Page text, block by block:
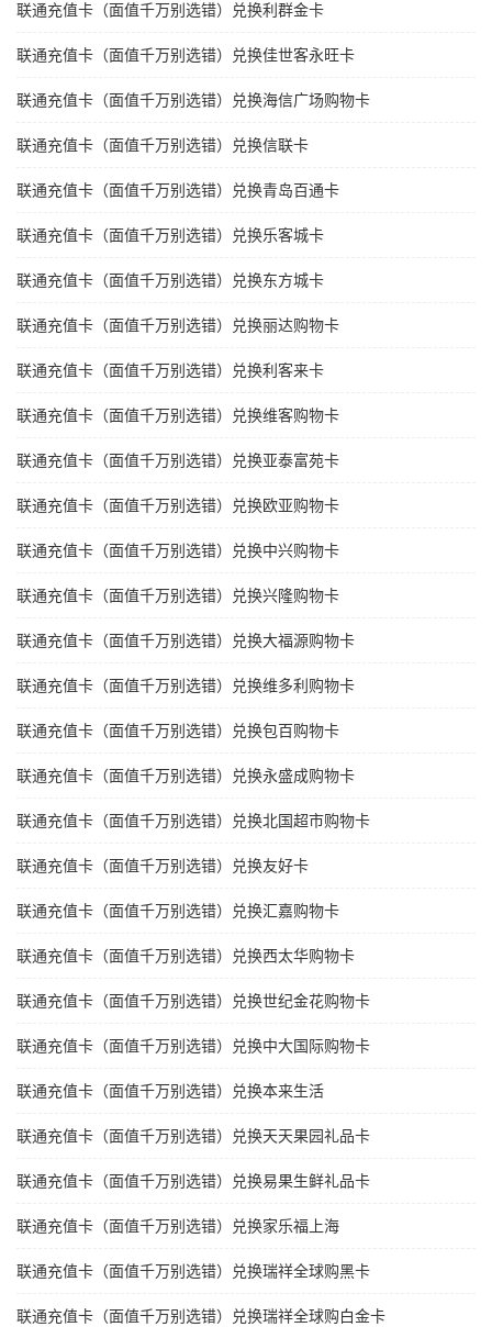
联通充值卡（面值千万别选错）兑换利群金卡
联通充值卡（面值千万别选错）兑换佳世客永旺卡
联通充值卡（面值千万别选错）兑换海信广场购物卡
联通充值卡（面值千万别选错）兑换信联卡
联通充值卡（面值千万别选错）兑换青岛百通卡
联通充值卡（面值千万别选错）兑换乐客城卡
联通充值卡（面值千万别选错）兑换东方城卡
联通充值卡（面值千万别选错）兑换丽达购物卡
联通充值卡（面值千万别选错）兑换利客来卡
联通充值卡（面值千万别选错）兑换维客购物卡
联通充值卡（面值千万别选错）兑换亚泰富苑卡
联通充值卡（面值千万别选错）兑换欧亚购物卡
联通充值卡（面值千万别选错）兑换中兴购物卡
联通充值卡（面值千万别选错）兑换兴隆购物卡
联通充值卡（面值千万别选错）兑换大福源购物卡
联通充值卡（面值千万别选错）兑换维多利购物卡
联通充值卡（面值千万别选错）兑换包百购物卡
联通充值卡（面值千万别选错）兑换永盛成购物卡
联通充值卡（面值千万别选错）兑换北国超市购物卡
联通充值卡（面值千万别选错）兑换友好卡
联通充值卡（面值千万别选错）兑换汇嘉购物卡
联通充值卡（面值千万别选错）兑换西太华购物卡
联通充值卡（面值千万别选错）兑换世纪金花购物卡
联通充值卡（面值千万别选错）兑换中大国际购物卡
联通充值卡（面值千万别选错）兑换本来生活
联通充值卡（面值千万别选错）兑换天天果园礼品卡
联通充值卡（面值千万别选错）兑换易果生鲜礼品卡
联通充值卡（面值千万别选错）兑换家乐福上海
联通充值卡（面值千万别选错）兑换瑞祥全球购黑卡
联通充值卡（面值千万别选错）兑换瑞祥全球购白金卡